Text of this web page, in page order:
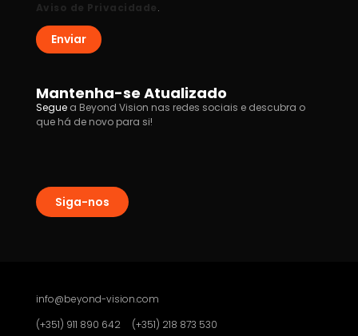
Aviso de Privacidade.
Enviar
Mantenha-se Atualizado
Seguea Beyond Vision nas redes sociais e descubra o
que há de novo para si!
Siga-nos
info@beyond-vision.com
(+351) 911 890 642
(+351) 218 873 530